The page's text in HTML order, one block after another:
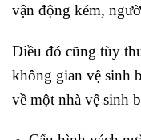
vận động kém,
Điều đó cũng tùy
không gian vệ sinh
về một nhà vệ sinh